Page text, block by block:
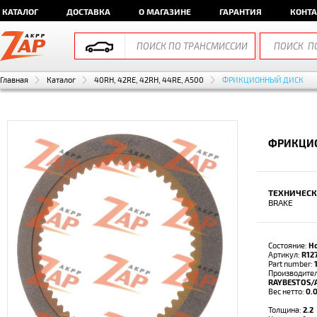
КАТАЛОГ ДОСТАВКА О МАГАЗИНЕ ГАРАНТИЯ
Главная Каталог 40RH, 42RE, 42RH, 44RE, A500 ФРИКЦИОННЫЙ ДИСК
BRAKE
Состояние:
Артикул:
Part number:
RAYBESTOS/
Вес нетто:
Толщина: 2.2